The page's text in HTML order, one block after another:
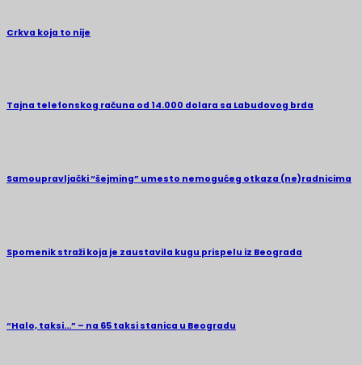
Crkva koja to nije
Tajna telefonskog računa od 14.000 dolara sa Labudovog brda
Samoupravljački “šejming” umesto nemogućeg otkaza (ne)radnicima
Spomenik straži koja je zaustavila kugu prispelu iz Beograda
“Halo, taksi…” – na 65 taksi stanica u Beogradu